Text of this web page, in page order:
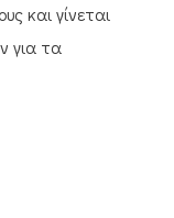
και γίνεται
για τα